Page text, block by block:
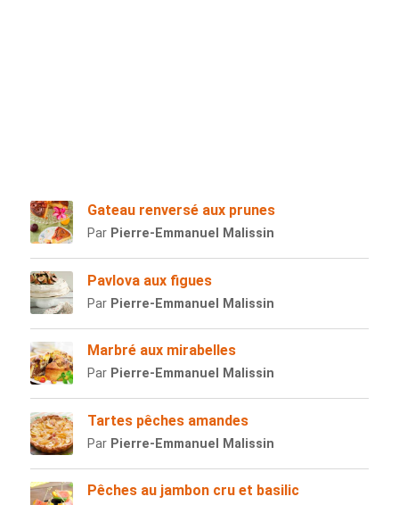
Gateau renversé aux prunes
Par Pierre-Emmanuel Malissin
Pavlova aux figues
Par Pierre-Emmanuel Malissin
Marbré aux mirabelles
Par Pierre-Emmanuel Malissin
Tartes pêches amandes
Par Pierre-Emmanuel Malissin
Pêches au jambon cru et basilic